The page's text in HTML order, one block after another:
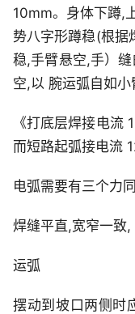
10mm。身体下蹲,
势八字形蹲稳(根据
稳,手臂悬空,手）
空,以 腕运弧自如
《打底层焊接电流
而短路起弧接电流
电弧需要有三个力
焊缝平直,宽窄一致,
运弧
摆动到坡口两侧时